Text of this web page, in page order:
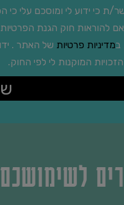
ת כי ידוע לי ומוסכם עלי כי
במדיניות פרטיות של האתר .
המוקנות לי לפי החוק.
לשימושכם